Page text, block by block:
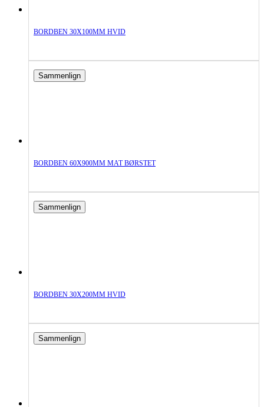
BORDBEN 30X100MM HVID
Sammenlign
BORDBEN 60X900MM MAT BØRSTET
Sammenlign
BORDBEN 30X200MM HVID
Sammenlign